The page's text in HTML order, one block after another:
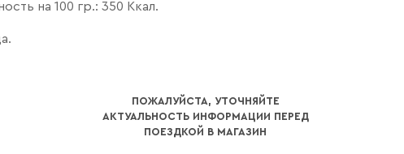
на 100 гр.: 350 Ккал.
ПОЖАЛУЙСТА, УТОЧНЯЙТЕ
АКТУАЛЬНОСТЬ ИНФОРМАЦИИ ПЕРЕД
ПОЕЗДКОЙ В МАГАЗИН